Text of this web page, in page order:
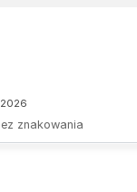
znakowania